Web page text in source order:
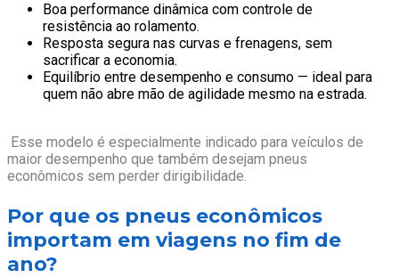
Boa performance dinâmica com controle de
resistência ao rolamento.
Resposta segura nas curvas e frenagens, sem
sacrificar a economia.
Equilíbrio entre desempenho e consumo — ideal para
quem não abre mão de agilidade mesmo na estrada.
Esse modelo é especialmente indicado para veículos de
maior desempenho que também desejam pneus
econômicos sem perder dirigibilidade.
Por que os pneus econômicos
importam em viagens no fim de
ano?